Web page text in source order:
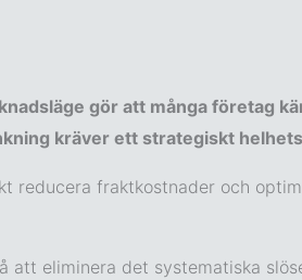
gör att många företag
kräver ett strategiskt
fraktkostnader och
eliminera det systematiska